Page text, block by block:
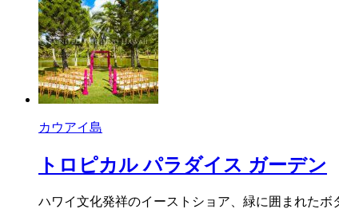
カウアイ島
トロピカル パラダイス ガーデン
ハワイ文化発祥のイーストショア、緑に囲まれたボ